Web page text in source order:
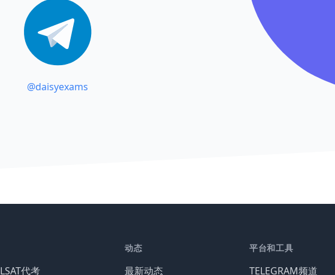
@daisyexams
LSAT代考
动态
最新动态
平台和工具
TELEGRAM频道